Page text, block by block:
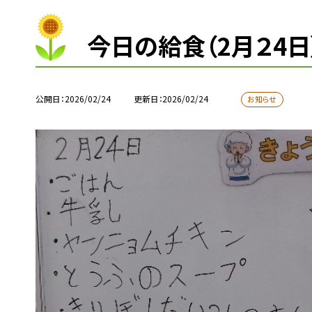
今日の給食（2月２4日
公開日 2026/02/24 更新日 2026/02/24 お知らせ